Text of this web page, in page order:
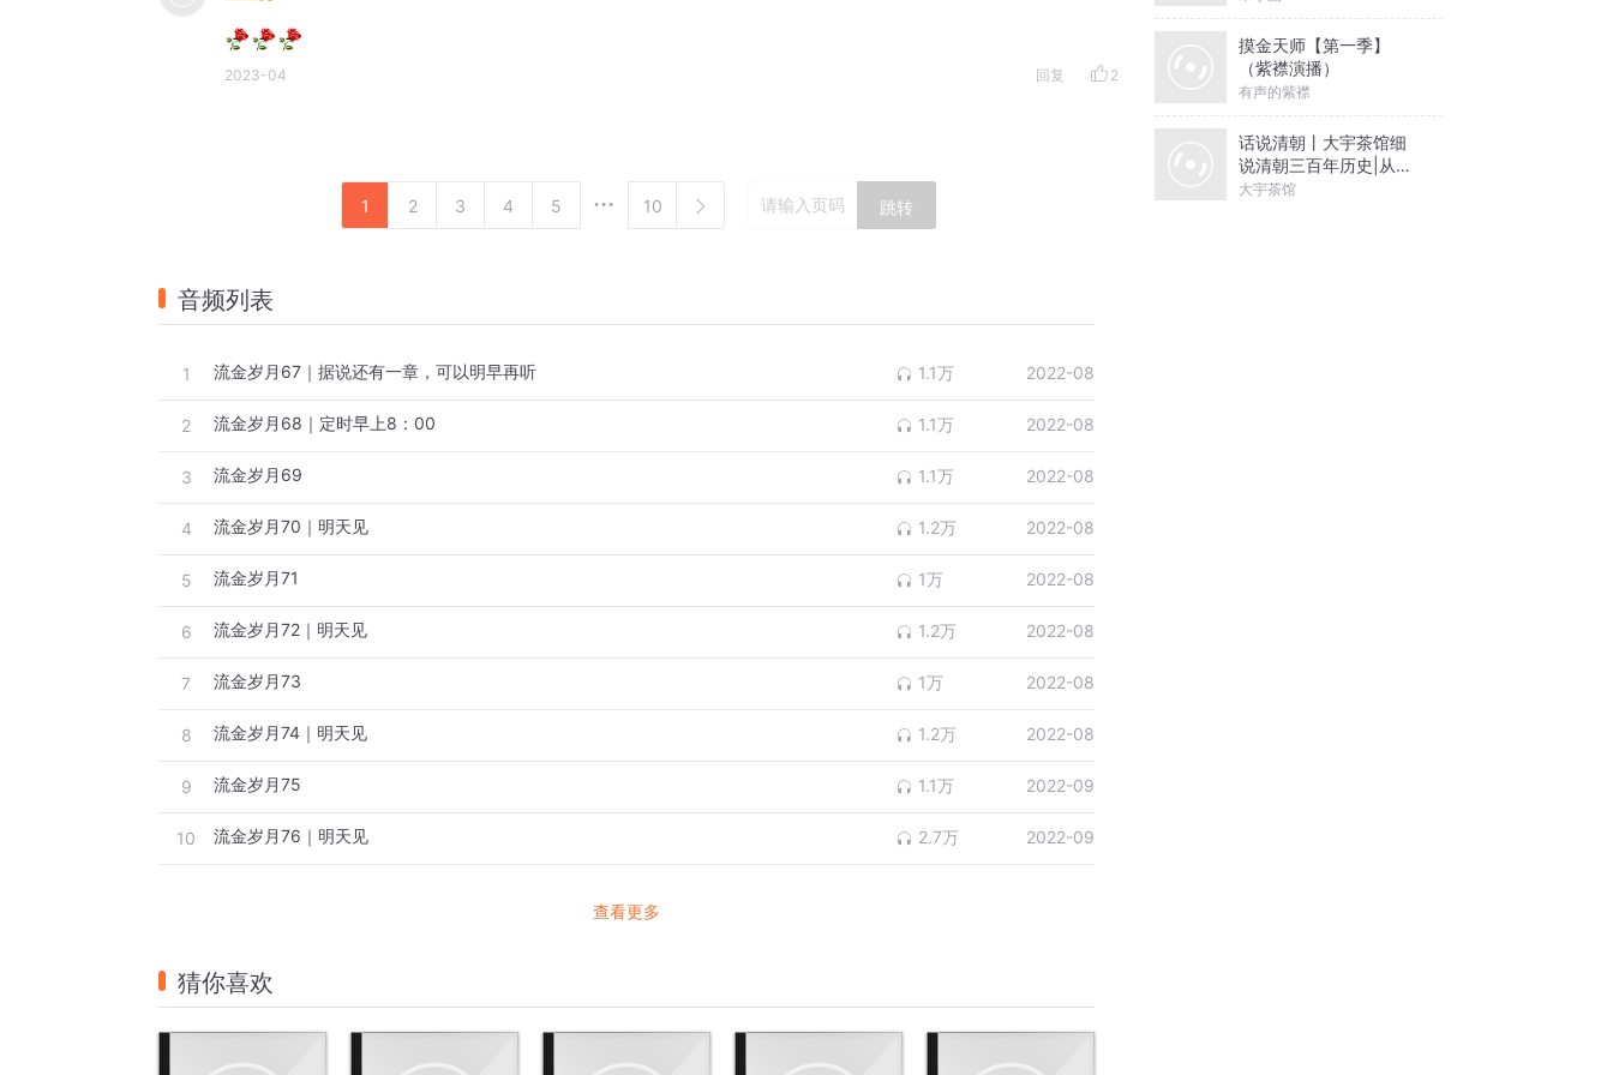
2023-04 回复 2
1 2 3 4 5 10 跳转
音频列表
1 流金岁月67｜据说还有一章，可以明早再听 1.1万 2022-08
2 流金岁月68｜定时早上8：00 1.1万 2022-08
3 流金岁月69 1.1万 2022-08
4 流金岁月70｜明天见 1.2万 2022-08
5 流金岁月71 1万 2022-08
6 流金岁月72｜明天见 1.2万 2022-08
7 流金岁月73 1万 2022-08
8 流金岁月74｜明天见 1.2万 2022-08
9 流金岁月75 1.1万 2022-09
10 流金岁月76｜明天见 2.7万 2022-09
查看更多
猜你喜欢
摸金天师【第一季】
（紫襟演播）
有声的紫襟
话说清朝丨大宇茶馆细
说清朝三百年历史|从努
尔哈赤到末代皇帝溥仪|
大宇茶馆